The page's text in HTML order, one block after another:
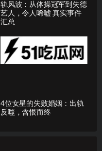
轨风波：从体操冠军到失德
艺人，令人唏嘘 真实事件
汇总
4位女星的失败婚姻：出轨
反噬，含恨而终